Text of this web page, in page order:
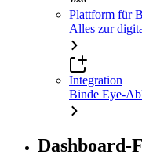
Plattform für
Alles zur
Integration
Binde Eye-
Dashboard-